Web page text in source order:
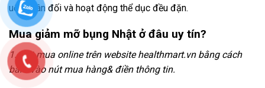
uống cân đối và hoạt động thể dục đều đặn.
Mua giảm mỡ bụng Nhật ở đâu uy tín?
1. Đặt mua online trên website healthmart.vn bằng cách
bấm vào nút mua hàng& điền thông tin.